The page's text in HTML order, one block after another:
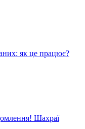
як це працює?
Шахраї